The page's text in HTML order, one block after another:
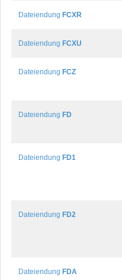
Dateiendung FCXR
Dateiendung FCXU
Dateiendung FCZ
Dateiendung FD
Dateiendung FD1
Dateiendung FD2
Dateiendung FDA